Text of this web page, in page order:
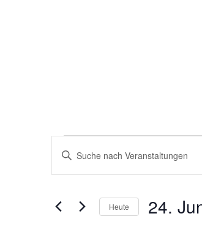
Veranstaltungen
für
24.
Ansichten,
Bitte
Schlüsselwort
eingeben.
nach
Veranstaltungen
Heute 24.